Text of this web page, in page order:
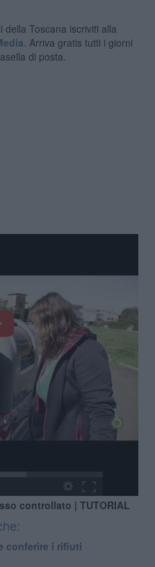
della Toscana iscriviti alla
Arriva gratis tutti i giorni
di posta.
controllato | TUTORIAL
conferire i rifiuti